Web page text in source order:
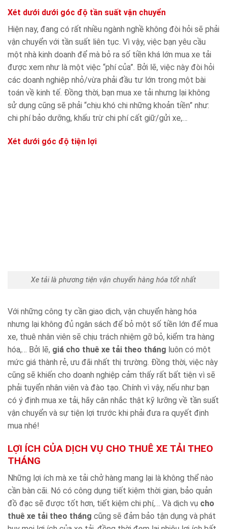
Xét dưới dưới góc độ tần suất vận chuyển
Hiện nay, đang có rất nhiều ngành nghề không đòi hỏi sẽ phải
vận chuyển với tần suất liên tục. Vì vậy, việc bạn yêu cầu
một nhà kinh doanh để mà bỏ ra số tiền khá lớn mua xe tải
được xem như là một việc “phí của”. Bởi lẽ, việc này đòi hỏi
các doanh nghiệp nhỏ/vừa phải đầu tư lớn trong một bài
toán về kinh tế. Đồng thời, bạn mua xe tải nhưng lại không
sử dụng cũng sẽ phải “chịu khó chi những khoản tiền” như:
chi phí bảo dưỡng, khấu trừ chi phí cất giữ/gửi xe,…
Xét dưới góc độ tiện lợi
Xe tải là phương tiện vận chuyển hàng hóa tốt nhất
Với những công ty cần giao dịch, vận chuyển hàng hóa
nhưng lại không đủ ngân sách để bỏ một số tiền lớn để mua
xe, thuê nhân viên sẽ chịu trách nhiệm gỡ bỏ, kiểm tra hàng
hóa,… Bởi lẽ, giá cho thuê xe tải theo tháng luôn có một
mức giá thành rẻ, ưu đãi nhất thị trường. Đồng thời, việc này
cũng sẽ khiến cho doanh nghiệp cảm thấy rất bất tiện vì sẽ
phải tuyển nhân viên và đào tạo. Chính vì vậy, nếu như bạn
có ý định mua xe tải, hãy cân nhắc thật kỹ lưỡng về tần suất
vận chuyển và sự tiện lợi trước khi phải đưa ra quyết định
mua nhé!
LỢI ÍCH CỦA DỊCH VỤ CHO THUÊ XE TẢI THEO
THÁNG
Những lợi ích mà xe tải chở hàng mang lại là không thể nào
cần bàn cãi. Nó có công dụng tiết kiệm thời gian, bảo quản
đồ đạc sẽ được tốt hơn, tiết kiệm chi phí,… Và dịch vụ cho
thuê xe tải theo tháng cũng sẽ đảm bảo tận dụng và phát